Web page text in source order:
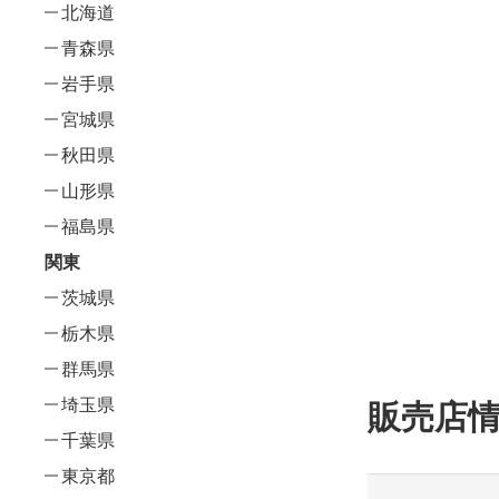
北海道
青森県
岩手県
宮城県
秋田県
山形県
福島県
関東
茨城県
栃木県
群馬県
埼玉県
千葉県
東京都
販売店